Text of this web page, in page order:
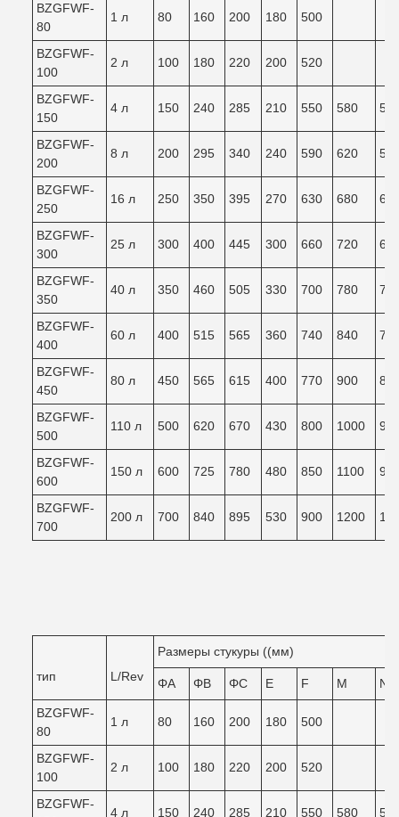
BZGFWF-
80
1 л 80 160 200 180 500
BZGFWF-
100
2 л 100 180 220 200 520
BZGFWF-
150
4 л 150 240 285 210 550 580
BZGFWF-
200
8 л 200 295 340 240 590 620
BZGFWF-
250
16 л 250 350 395 270 630 680
BZGFWF-
300
25 л 300 400 445 300 660 720
BZGFWF-
350
40 л 350 460 505 330 700 780
BZGFWF-
400
60 л 400 515 565 360 740 840
BZGFWF-
450
80 л 450 565 615 400 770 900
BZGFWF-
500
110 л 500 620 670 430 800 1000
BZGFWF-
600
150 л 600 725 780 480 850 1100
BZGFWF-
700
200 л 700 840 895 530 900 1200
тип L/Rev
Размеры стукуры ((мм)
ΦA ΦB ΦC Е F М N
BZGFWF-
80
1 л 80 160 200 180 500
BZGFWF-
100
2 л 100 180 220 200 520
BZGFWF-
4 л 150 240 285 210 550 580